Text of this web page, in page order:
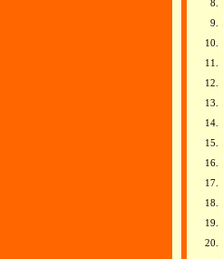
8.
9.
10.
11.
12.
13.
14.
15.
16.
17.
18.
19.
20.